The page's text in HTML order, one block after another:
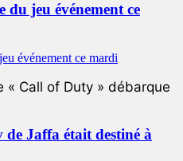
jeu événement ce
« Call of Duty » débarque
Jaffa était destiné à